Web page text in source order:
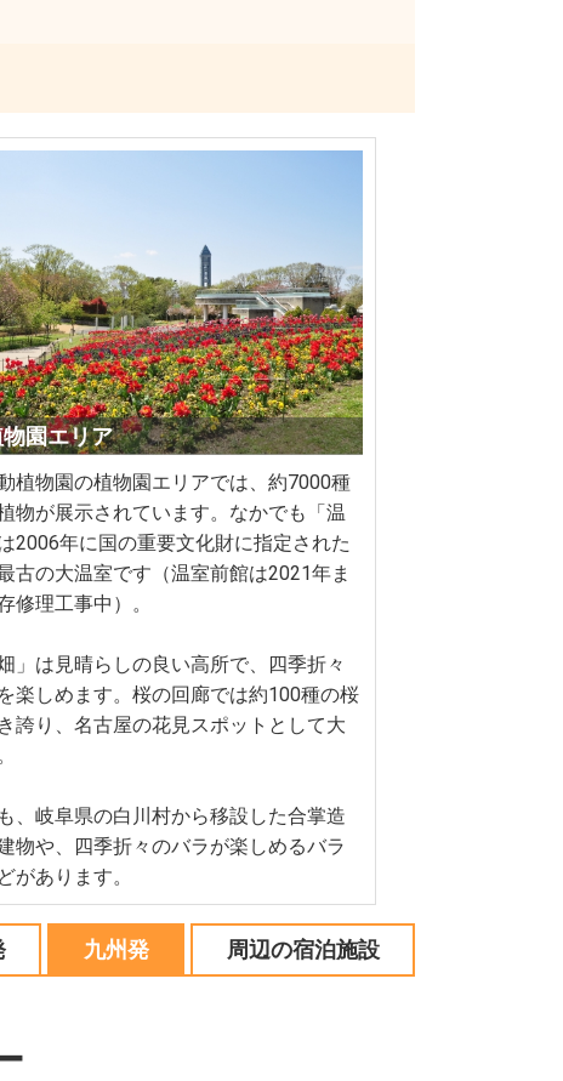
園エリア
植物園の植物園エリアでは、約7000種
物が展示されています。なかでも「温
2006年に国の重要文化財に指定された
古の大温室です（温室前館は2021年ま
修理工事中）。
畑」は見晴らしの良い高所で、四季折々
楽しめます。桜の回廊では約100種の桜
誇り、名古屋の花見スポットとして大
、岐阜県の白川村から移設した合掌造
物や、四季折々のバラが楽しめるバラ
があります。
九州発 周辺の宿泊施設